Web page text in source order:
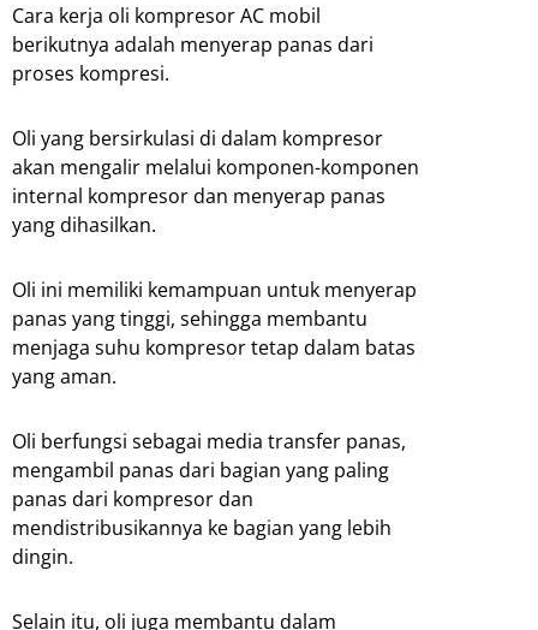
Cara kerja oli kompresor AC mobil
berikutnya adalah menyerap panas dari
proses kompresi.
Oli yang bersirkulasi di dalam kompresor
akan mengalir melalui komponen-komponen
internal kompresor dan menyerap panas
yang dihasilkan.
Oli ini memiliki kemampuan untuk menyerap
panas yang tinggi, sehingga membantu
menjaga suhu kompresor tetap dalam batas
yang aman.
Oli berfungsi sebagai media transfer panas,
mengambil panas dari bagian yang paling
panas dari kompresor dan
mendistribusikannya ke bagian yang lebih
dingin.
Selain itu, oli juga membantu dalam